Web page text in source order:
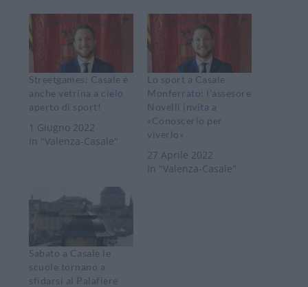
Streetgames: Casale è
anche vetrina a cielo
aperto di sport!
1 Giugno 2022
In "Valenza-Casale"
Lo sport a Casale
Monferrato: l’assesore
Novelli invita a
«Conoscerlo per
viverlo»
27 Aprile 2022
In "Valenza-Casale"
Sabato a Casale le
scuole tornano a
sfidarsi al Palafiere